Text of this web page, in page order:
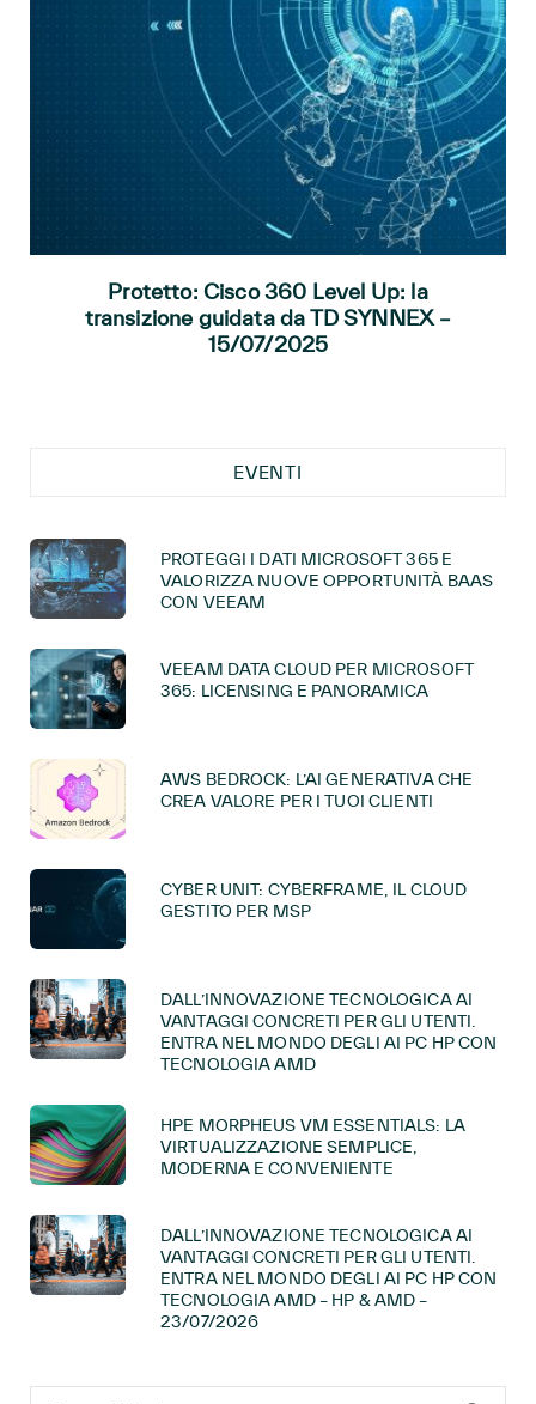
Protetto: Cisco 360 Level Up: la
transizione guidata da TD SYNNEX –
15/07/2025
EVENTI
PROTEGGI I DATI MICROSOFT 365 E
VALORIZZA NUOVE OPPORTUNITÀ BAAS
CON VEEAM
VEEAM DATA CLOUD PER MICROSOFT
365: LICENSING E PANORAMICA
AWS BEDROCK: L’AI GENERATIVA CHE
CREA VALORE PER I TUOI CLIENTI
CYBER UNIT: CYBERFRAME, IL CLOUD
GESTITO PER MSP
DALL’INNOVAZIONE TECNOLOGICA AI
VANTAGGI CONCRETI PER GLI UTENTI.
ENTRA NEL MONDO DEGLI AI PC HP CON
TECNOLOGIA AMD
HPE MORPHEUS VM ESSENTIALS: LA
VIRTUALIZZAZIONE SEMPLICE,
MODERNA E CONVENIENTE
DALL’INNOVAZIONE TECNOLOGICA AI
VANTAGGI CONCRETI PER GLI UTENTI.
ENTRA NEL MONDO DEGLI AI PC HP CON
TECNOLOGIA AMD – HP & AMD –
23/07/2026